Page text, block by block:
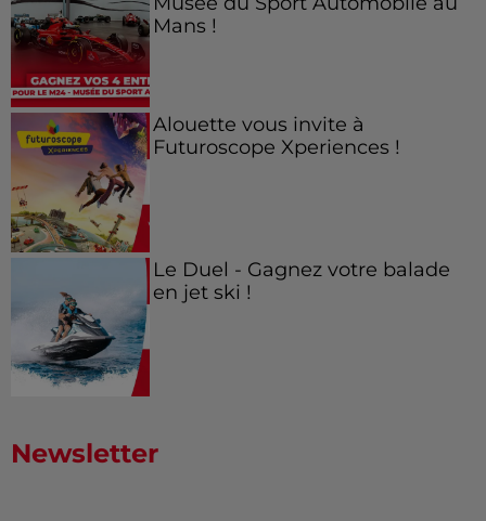
Mans !
Alouette vous invite à
Futuroscope Xperiences !
Le Duel - Gagnez votre balade
en jet ski !
Newsletter